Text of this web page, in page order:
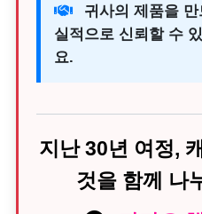
귀사의 제품을
실적으로 신뢰할 수
요.
지난 30년 여정,
것을 함께 나